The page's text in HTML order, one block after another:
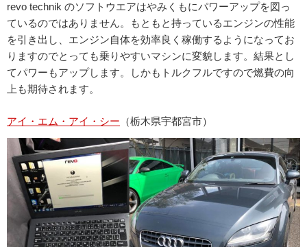
revo technik のソフトウエアはやみくもにパワーアップを図っ
ているのではありません。もともと持っているエンジンの性能
を引き出し、エンジン自体を効率良く稼働するようになってお
りますのでとっても乗りやすいマシンに変貌します。結果とし
てパワーもアップします。しかもトルクフルですので燃費の向
上も期待されます。
アイ・エム・アイ・シー （栃木県宇都宮市）